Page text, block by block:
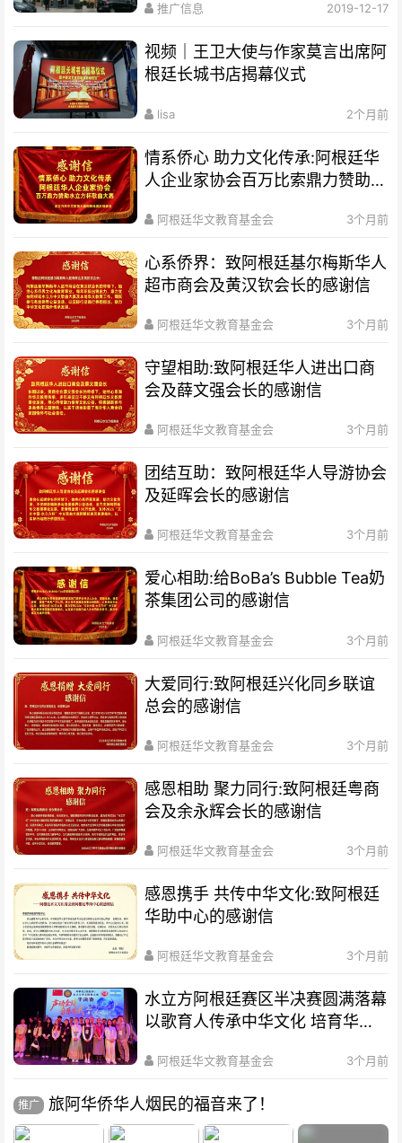
推广信息 2019-12-17
视频｜王卫大使与作家莫言出席阿
根廷长城书店揭幕仪式
lisa 2个月前
情系侨心 助力文化传承:阿根廷华
人企业家协会百万比索鼎力赞助水
阿根廷华文教育基金会 3个月前
心系侨界​：致阿根廷基尔梅斯华人
超市商会及黄汉钦会长的感谢信
阿根廷华文教育基金会 3个月前
守望相助:致阿根廷华人进出口商
会及薛文强会长的感谢信
阿根廷华文教育基金会 3个月前
团结互助：致阿根廷华人导游协会
及延晖会长的感谢信
阿根廷华文教育基金会 3个月前
爱心相助:给BoBa’s Bubble Tea奶
茶集团公司的感谢信
阿根廷华文教育基金会 3个月前
大爱同行:致阿根廷兴化同乡联谊
总会的感谢信
阿根廷华文教育基金会 3个月前
感恩相助 聚力同行:致阿根廷粤商
会及余永辉会长的感谢信
阿根廷华文教育基金会 3个月前
感恩携手 共传中华文化:致阿根廷
华助中心的感谢信
阿根廷华文教育基金会 3个月前
水立方阿根廷赛区半决赛圆满落幕
以歌育人传承中华文化 培育华裔
阿根廷华文教育基金会 3个月前
推广 旅阿华侨华人烟民的福音来了！